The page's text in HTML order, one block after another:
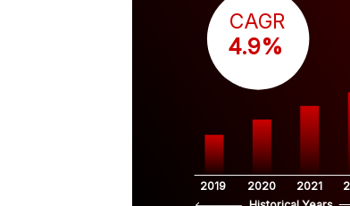
2019 2020 2021
CAGR
4.9%